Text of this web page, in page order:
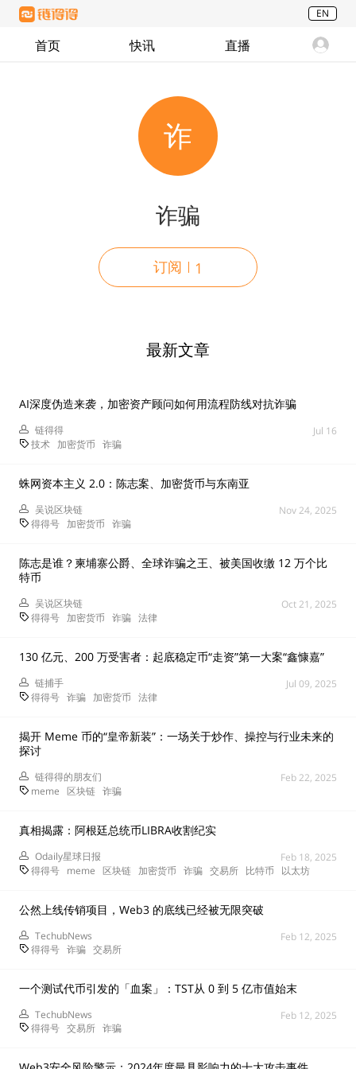
EN
首页 快讯 直播
诈
诈骗
订阅 1
最新文章
AI深度伪造来袭，加密资产顾问如何用流程防线对抗诈骗
链得得
Jul 16
技术 加密货币 诈骗
蛛网资本主义 2.0：陈志案、加密货币与东南亚
吴说区块链
Nov 24, 2025
得得号 加密货币 诈骗
陈志是谁？柬埔寨公爵、全球诈骗之王、被美国收缴 12 万个比
特币
吴说区块链
Oct 21, 2025
得得号 加密货币 诈骗 法律
130 亿元、200 万受害者：起底稳定币“走资”第一大案“鑫慷嘉”
链捕手
Jul 09, 2025
得得号 诈骗 加密货币 法律
揭开 Meme 币的“皇帝新装”：一场关于炒作、操控与行业未来的
探讨
链得得的朋友们
Feb 22, 2025
meme 区块链 诈骗
真相揭露：阿根廷总统币LIBRA收割纪实
Odaily星球日报
Feb 18, 2025
得得号 meme 区块链 加密货币 诈骗 交易所 比特币 以太坊
公然上线传销项目，Web3 的底线已经被无限突破
TechubNews
Feb 12, 2025
得得号 诈骗 交易所
一个测试代币引发的「血案」：TST从 0 到 5 亿市值始末
TechubNews
Feb 12, 2025
得得号 交易所 诈骗